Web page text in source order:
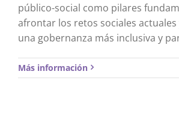
público-social como pilares
afrontar los retos sociales actuales
una gobernanza más inclusiva y
Más información